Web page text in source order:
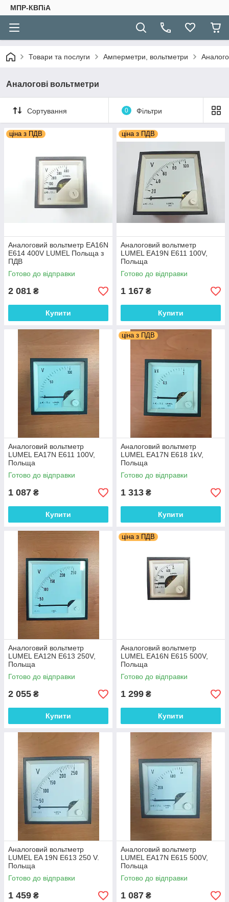
МПР-КВПіА
Товари та послуги Амперметри, вольтметри
Аналогові вольтметри
Сортування 0 Фільтри
ціна з ПДВ
Аналоговий вольтметр EA16N
E614 400V LUMEL Польща з
ПДВ
Готово до відправки
2 081 ₴
Купити
ціна з ПДВ
Аналоговий вольтметр
LUMEL EA19N E611 100V,
Польща
Готово до відправки
1 167 ₴
Купити
Аналоговий вольтметр
LUMEL EA17N E611 100V,
Польща
Готово до відправки
1 087 ₴
Купити
ціна з ПДВ
Аналоговий вольтметр
LUMEL EA17N E618 1kV,
Польща
Готово до відправки
1 313 ₴
Купити
Аналоговий вольтметр
LUMEL EA12N E613 250V,
Польща
Готово до відправки
2 055 ₴
Купити
ціна з ПДВ
Аналоговий вольтметр
LUMEL EA16N E615 500V,
Польща
Готово до відправки
1 299 ₴
Купити
Аналоговий вольтметр
LUMEL EA 19N E613 250 V.
Польща
Готово до відправки
1 459 ₴
Аналоговий вольтметр
LUMEL EA17N E615 500V,
Польща
Готово до відправки
1 087 ₴